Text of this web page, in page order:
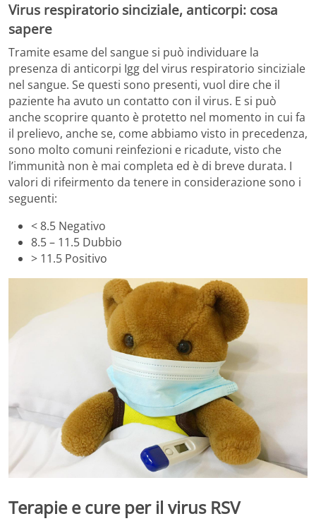
Virus respiratorio sinciziale, anticorpi: cosa
sapere
Tramite esame del sangue si può individuare la
presenza di anticorpi Igg del virus respiratorio sinciziale
nel sangue. Se questi sono presenti, vuol dire che il
paziente ha avuto un contatto con il virus. E si può
anche scoprire quanto è protetto nel momento in cui fa
il prelievo, anche se, come abbiamo visto in precedenza,
sono molto comuni reinfezioni e ricadute, visto che
l’immunità non è mai completa ed è di breve durata. I
valori di rifeirmento da tenere in considerazione sono i
seguenti:
< 8.5 Negativo
8.5 – 11.5 Dubbio
> 11.5 Positivo
Terapie e cure per il virus RSV